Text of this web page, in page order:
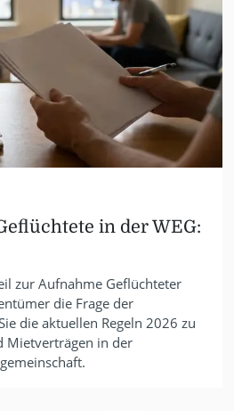
in der WEG:
zur Aufnahme Geflüchteter
die Frage der
die aktuellen Regeln 2026 zu
Mietverträgen in der